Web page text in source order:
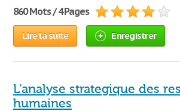
860 Mots / 4 Pages
Lire la suite Enregistrer
L’analyse strategique des
humaines